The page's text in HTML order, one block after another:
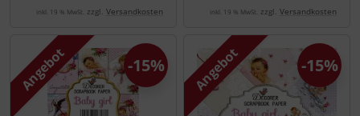
inkl. 19 % MwSt. zzgl. Versandkosten inkl. 19 % MwSt. zzgl. Versandkosten
Angebot -15% Angebot -15%